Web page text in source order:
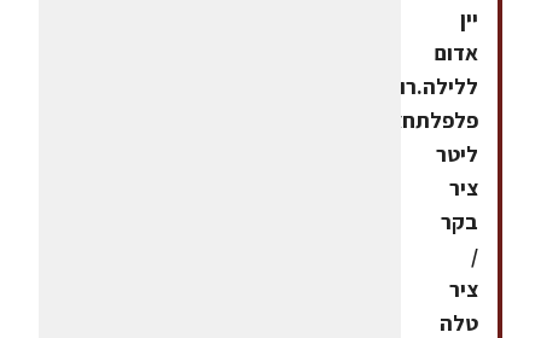
יין
אדום
ללילה.רוטב
פלפלתחצי
ליטר
ציר
בקר
/
ציר
טלה